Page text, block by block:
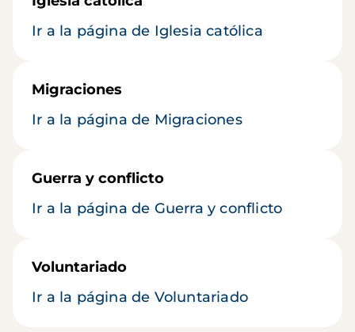
Ir a la página de Iglesia católica
Migraciones
Ir a la página de Migraciones
Guerra y conflicto
Ir a la página de Guerra y conflicto
Voluntariado
Ir a la página de Voluntariado